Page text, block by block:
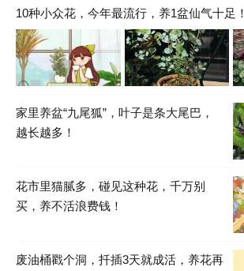
10种小众花，今年最流行，养1盆仙气十足！
家里养盆“九尾狐”，叶子是条大尾巴，
越长越多！
花市里猫腻多，碰见这种花，千万别
买，养不活浪费钱！
废油桶戳个洞，扦插3天就成活，养花再